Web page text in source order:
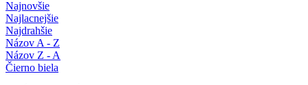
Najnovšie
Najlacnejšie
Najdrahšie
Názov A - Z
Názov Z - A
Čierno biela